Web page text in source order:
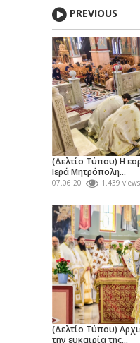
PREVIOUS
(Δελτίο Τύπου) Η
Ιερά Μητρόπολη...
07.06.20 1.439 views
(Δελτίο Τύπου)
την ευκαιρία της...